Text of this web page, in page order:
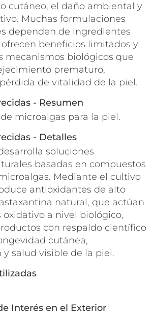
cutáneo, el daño ambiental y
Muchas formulaciones
dependen de ingredientes
beneficios limitados y
mecanismos biológicos que
prematuro,
de vitalidad de la piel.
- Resumen
microalgas para la piel.
- Detalles
soluciones
basadas en compuestos
Mediante el cultivo
antioxidantes de alto
natural, que actúan
oxidativo a nivel biológico,
con respaldo científico
cutánea,
salud visible de la piel.
Interés en el Exterior